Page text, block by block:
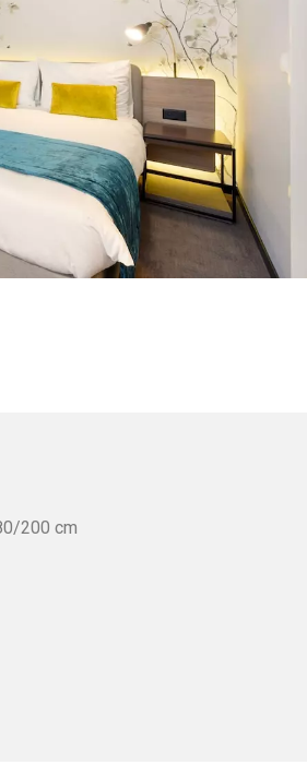
200 cm